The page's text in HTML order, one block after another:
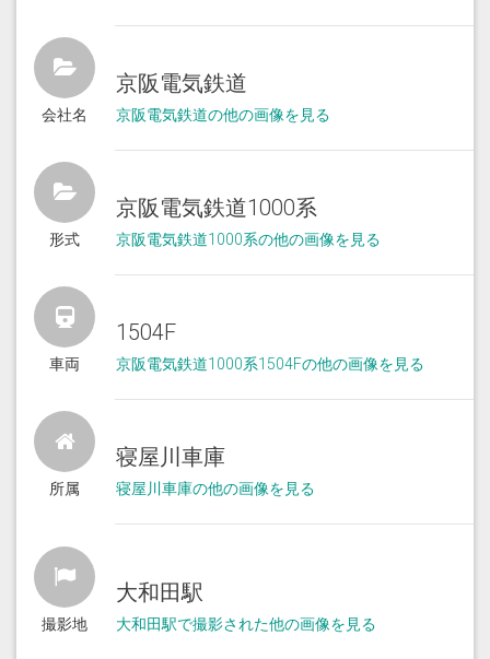
会社名
京阪電気鉄道
京阪電気鉄道の他の画像を見る
形式
京阪電気鉄道1000系
京阪電気鉄道1000系の他の画像を見る
車両
1504F
京阪電気鉄道1000系1504Fの他の画像を見る
所属
寝屋川車庫
寝屋川車庫の他の画像を見る
撮影地
大和田駅
大和田駅で撮影された他の画像を見る